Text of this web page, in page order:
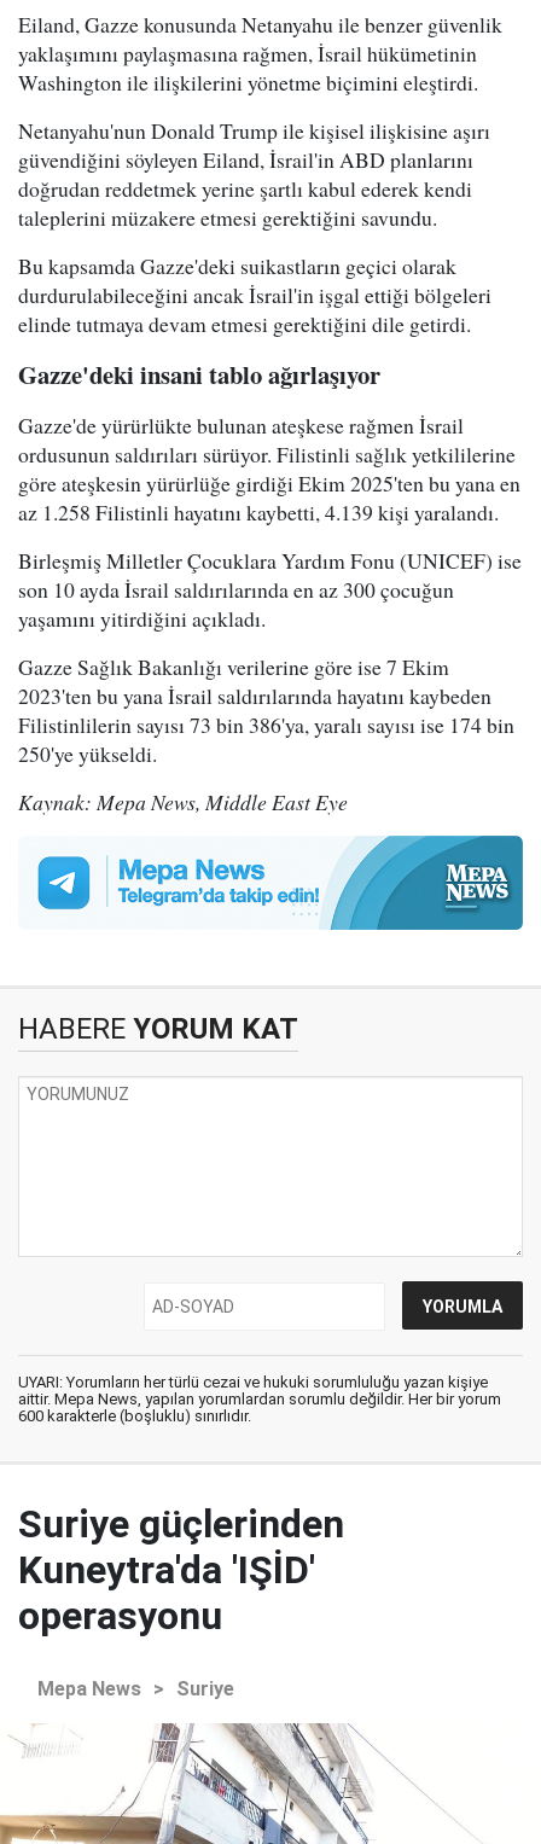
Eiland, Gazze konusunda Netanyahu ile benzer güvenlik
yaklaşımını paylaşmasına rağmen, İsrail hükümetinin
Washington ile ilişkilerini yönetme biçimini eleştirdi.
Netanyahu'nun Donald Trump ile kişisel ilişkisine aşırı
güvendiğini söyleyen Eiland, İsrail'in ABD planlarını
doğrudan reddetmek yerine şartlı kabul ederek kendi
taleplerini müzakere etmesi gerektiğini savundu.
Bu kapsamda Gazze'deki suikastların geçici olarak
durdurulabileceğini ancak İsrail'in işgal ettiği bölgeleri
elinde tutmaya devam etmesi gerektiğini dile getirdi.
Gazze'deki insani tablo ağırlaşıyor
Gazze'de yürürlükte bulunan ateşkese rağmen İsrail
ordusunun saldırıları sürüyor. Filistinli sağlık yetkililerine
göre ateşkesin yürürlüğe girdiği Ekim 2025'ten bu yana en
az 1.258 Filistinli hayatını kaybetti, 4.139 kişi yaralandı.
Birleşmiş Milletler Çocuklara Yardım Fonu (UNICEF) ise
son 10 ayda İsrail saldırılarında en az 300 çocuğun
yaşamını yitirdiğini açıkladı.
Gazze Sağlık Bakanlığı verilerine göre ise 7 Ekim
2023'ten bu yana İsrail saldırılarında hayatını kaybeden
Filistinlilerin sayısı 73 bin 386'ya, yaralı sayısı ise 174 bin
250'ye yükseldi.
Kaynak: Mepa News, Middle East Eye
HABERE YORUM KAT
UYARI: Yorumların her türlü cezai ve hukuki sorumluluğu yazan kişiye
aittir. Mepa News, yapılan yorumlardan sorumlu değildir. Her bir yorum
600 karakterle (boşluklu) sınırlıdır.
Suriye güçlerinden
Kuneytra'da 'IŞİD'
operasyonu
Mepa News > Suriye